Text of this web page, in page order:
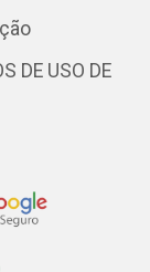
DE USO DE